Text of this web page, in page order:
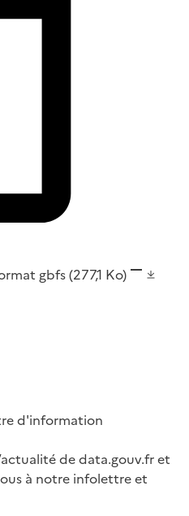
gbfs(277,1 Ko)
d'information
de data.gouv.fr et
à notre infolettre et